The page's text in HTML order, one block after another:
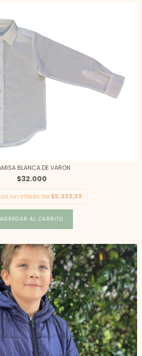
BLANCA DE VARON
$32.000
sin interés de $5.333,33
AGREGAR AL CARRITO